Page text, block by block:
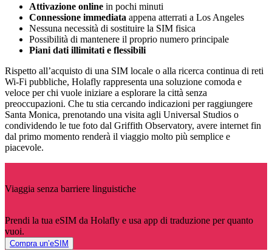
Attivazione online in pochi minuti
Connessione immediata appena atterrati a Los Angeles
Nessuna necessità di sostituire la SIM fisica
Possibilità di mantenere il proprio numero principale
Piani dati illimitati e flessibili
Rispetto all’acquisto di una SIM locale o alla ricerca continua di reti
Wi-Fi pubbliche, Holafly rappresenta una soluzione comoda e
veloce per chi vuole iniziare a esplorare la città senza
preoccupazioni. Che tu stia cercando indicazioni per raggiungere
Santa Monica, prenotando una visita agli Universal Studios o
condividendo le tue foto dal Griffith Observatory, avere internet fin
dal primo momento renderà il viaggio molto più semplice e
piacevole.
Viaggia senza barriere linguistiche
Prendi la tua eSIM da Holafly e usa app di traduzione per quanto
vuoi.
Compra un’eSIM